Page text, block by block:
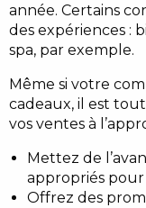
année. Certains
des expériences :
spa, par exemple.
Même si votre
cadeaux, il est
vos ventes à
Mettez de
appropriés
Offrez des